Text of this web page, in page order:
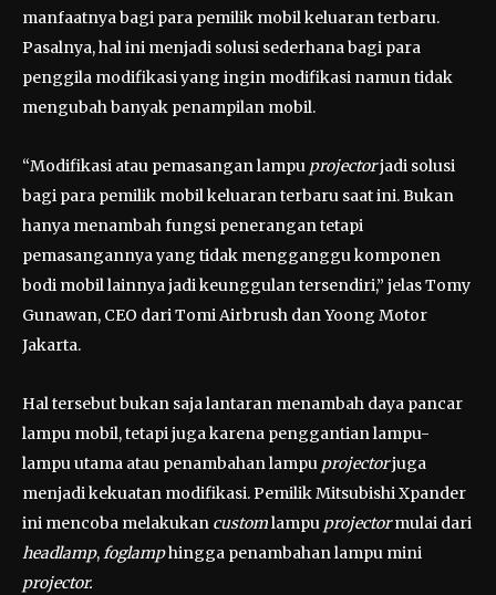
manfaatnya bagi para pemilik mobil keluaran terbaru.
Pasalnya, hal ini menjadi solusi sederhana bagi para
penggila modifikasi yang ingin modifikasi namun tidak
mengubah banyak penampilan mobil.
“Modifikasi atau pemasangan lampu projectorjadi solusi
bagi para pemilik mobil keluaran terbaru saat ini. Bukan
hanya menambah fungsi penerangan tetapi
pemasangannya yang tidak mengganggu komponen
bodi mobil lainnya jadi keunggulan tersendiri,” jelas Tomy
Gunawan, CEO dari Tomi Airbrush dan Yoong Motor
Jakarta.
Hal tersebut bukan saja lantaran menambah daya pancar
lampu mobil, tetapi juga karena penggantian lampu-
lampu utama atau penambahan lampu projectorjuga
menjadi kekuatan modifikasi. Pemilik Mitsubishi Xpander
ini mencoba melakukan customlampu projectormulai dari
headlamp, foglamphingga penambahan lampu mini
projector.